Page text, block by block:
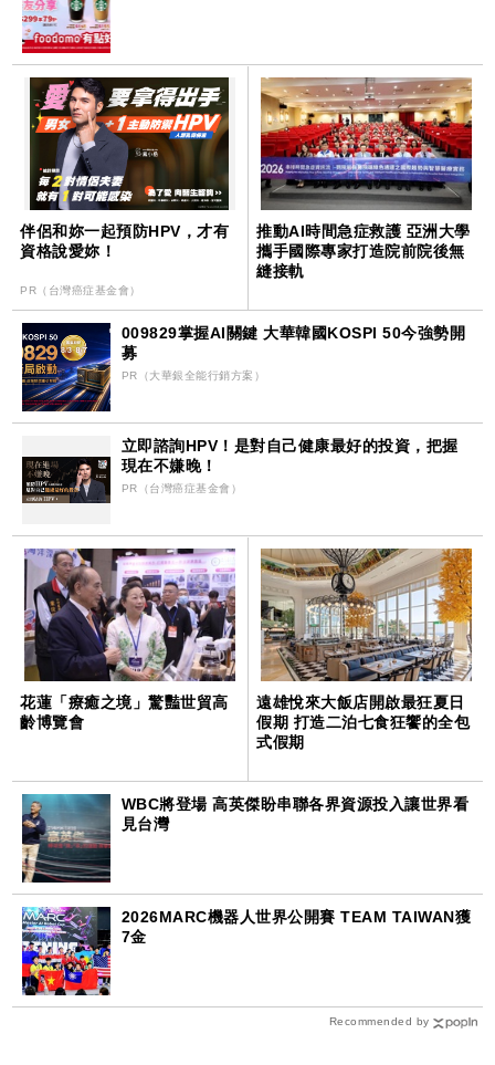
伴侶和妳一起預防HPV，才有
資格說愛妳！
PR（台灣癌症基金會）
推動AI時間急症救護 亞洲大學
攜手國際專家打造院前院後無
縫接軌
009829掌握AI關鍵 大華韓國KOSPI 50今強勢開
募
PR（大華銀全能行銷方案）
立即諮詢HPV！是對自己健康最好的投資，把握
現在不嫌晚！
PR（台灣癌症基金會）
花蓮「療癒之境」驚豔世貿高
齡博覽會
遠雄悅來大飯店開啟最狂夏日
假期 打造二泊七食狂饗的全包
式假期
WBC將登場 高英傑盼串聯各界資源投入讓世界看
見台灣
2026MARC機器人世界公開賽 TEAM TAIWAN獲
7金
Recommended by